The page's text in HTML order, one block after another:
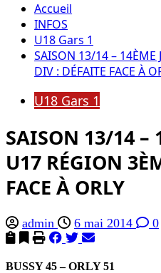
Accueil
INFOS
U18 Gars 1
SAISON 13/14 – 14ÈME
DIV : DÉFAITE FACE À
U18 Gars 1
SAISON 13/14 –
U17 RÉGION
FACE À ORLY
admin 6 mai 2014 0
BUSSY 45 – ORLY 51